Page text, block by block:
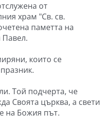
от
храм "Св. св.
паметта на
Павел.
които се
Той подчерта, че
Своята църква, а свети
на Божия път.